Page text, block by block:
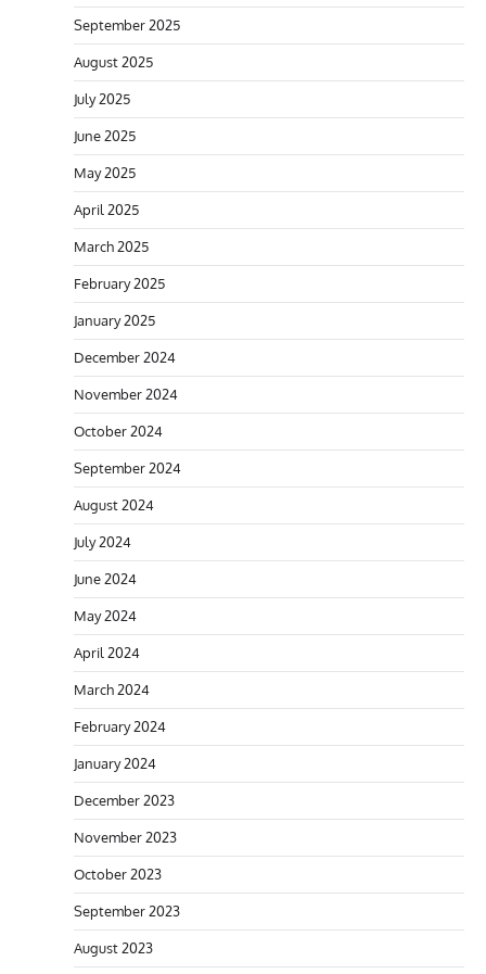
September 2025
August 2025
July 2025
June 2025
May 2025
April 2025
March 2025
February 2025
January 2025
December 2024
November 2024
October 2024
September 2024
August 2024
July 2024
June 2024
May 2024
April 2024
March 2024
February 2024
January 2024
December 2023
November 2023
October 2023
September 2023
August 2023